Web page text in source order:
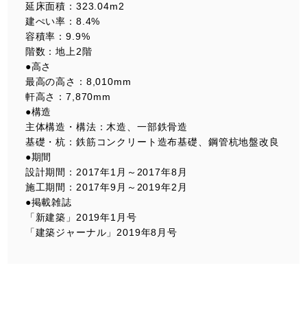
延床面積：323.04m2
建ぺい率：8.4%
容積率：9.9%
階数：地上2階
●高さ
最高の高さ：8,010mm
軒高さ：7,870mm
●構造
主体構造・構法：木造、一部鉄骨造
基礎・杭：鉄筋コンクリート造布基礎、鋼管杭地盤改良
●期間
設計期間：2017年1月～2017年8月
施工期間：2017年9月～2019年2月
●掲載雑誌
「新建築」2019年1月号
「建築ジャーナル」2019年8月号